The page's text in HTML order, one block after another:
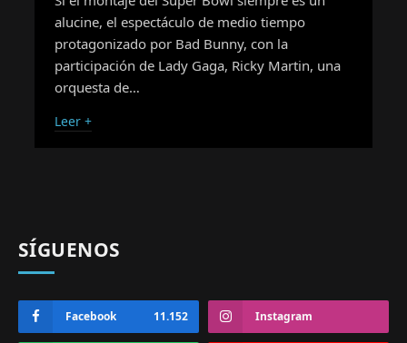
alucine, el espectáculo de medio tiempo
protagonizado por Bad Bunny, con la
participación de Lady Gaga, Ricky Martin, una
orquesta de…
Leer +
SÍGUENOS
Facebook 11.152 Instagram